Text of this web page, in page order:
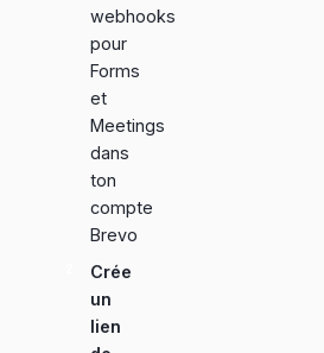
webhooks
pour
Forms
et
Meetings
dans
ton
compte
Brevo
Crée
un
lien